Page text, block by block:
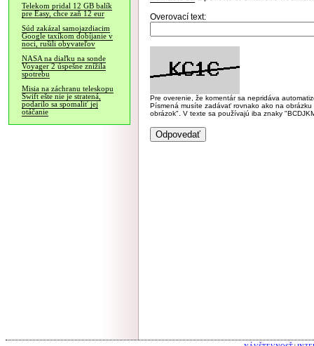
Telekom pridal 12 GB balík
pre Easy, chce zaň 12 eur
Súd zakázal samojazdiacim
Google taxíkom dobíjanie v
noci, rušili obyvateľov
NASA na diaľku na sonde
Voyager 2 úspešne znížila
spotrebu
Misia na záchranu teleskopu
Swift ešte nie je stratená,
podarilo sa spomaliť jej
otáčanie
Overovací text:
Pre overenie, že komentár sa nepridáva
Písmená musíte zadávať rovnako ako na
obrázok". V texte sa používajú iba znaky